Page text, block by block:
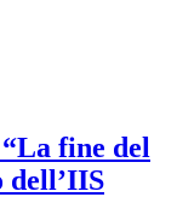
fine del
dell’IIS